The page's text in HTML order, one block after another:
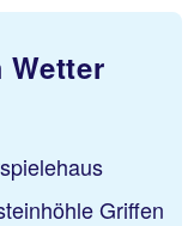
Griffen